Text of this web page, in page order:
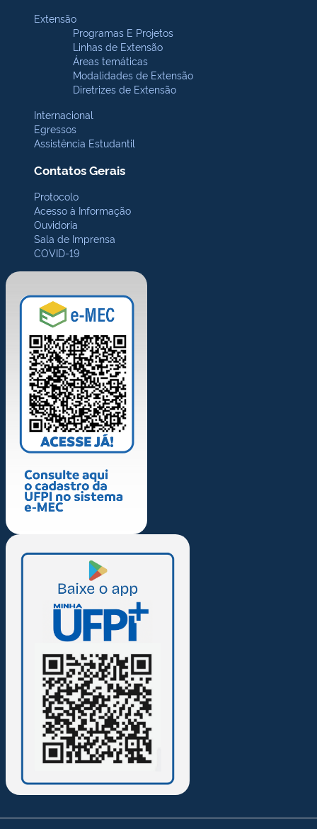
Extensão
Programas E Projetos
Linhas de Extensão
Áreas temáticas
Modalidades de Extensão
Diretrizes de Extensão
Internacional
Egressos
Assistência Estudantil
Contatos Gerais
Protocolo
Acesso à Informação
Ouvidoria
Sala de Imprensa
COVID-19